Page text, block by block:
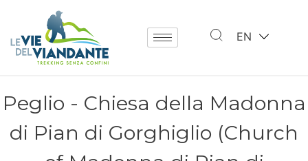
EN
Peglio - Chiesa della Madonna
di Pian di Gorghiglio (Church